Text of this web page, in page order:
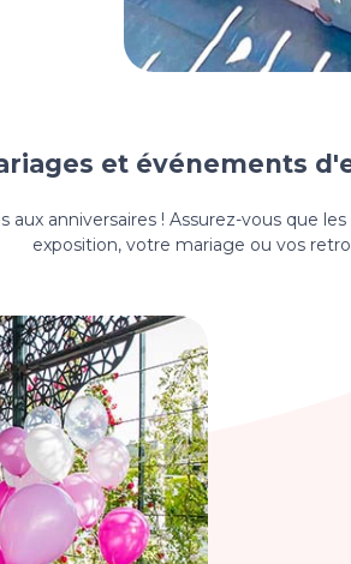
et événements
aux anniversaires ! Assurez-vous
exposition, votre mariage ou vos